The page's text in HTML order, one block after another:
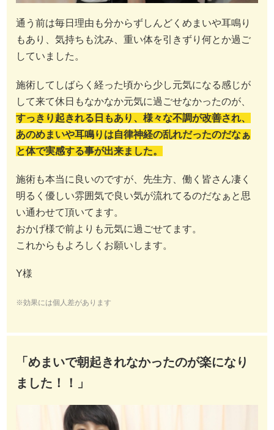
通う前は毎日理由も分からずしんどくめまいや耳鳴り
もあり、気持ちも沈み、重い体を引きずり何とか過ご
していました。
施術してしばらく経った頃から少し元気になる感じが
して来て休日もなかなか元気に過ごせなかったのが、
すっきり起きれる日もあり、様々な不調が改善され、
あのめまいや耳鳴りは自律神経の乱れだったのだなぁ
と体で実感する事が出来ました。
施術も本当に良いのですが、先生方、働く皆さん凄く
明るく優しい雰囲気で良い気が流れてるのだなぁと思
い通わせて頂いてます。
おかげ様で前よりも元気に過ごせてます。
これからもよろしくお願いします。
Y様
※効果には個人差があります
「めまいで朝起きれなかったのが楽になり
ました！！」